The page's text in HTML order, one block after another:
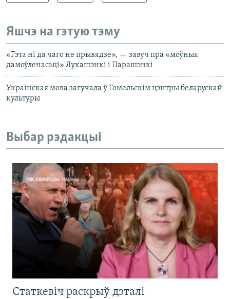
Яшчэ на гэтую тэму
«Гэта ні да чаго не прывядзе», — завуч пра «моўныя
дамоўленасьці» Лукашэнкі і Парашэнкі
Украінская мова загучала ў Гомельскім цэнтры беларускай
культуры
Выбар рэдакцыі
Статкевіч раскрыў дэталі